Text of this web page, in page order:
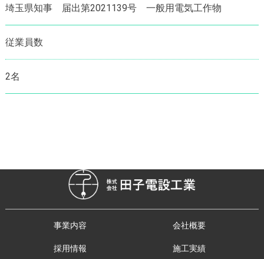
埼玉県知事 届出第2021139号 一般用電気工作物
従業員数
2名
事業内容 会社概要
採用情報 施工実績